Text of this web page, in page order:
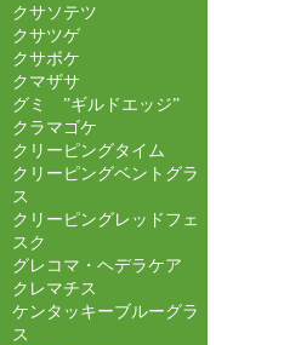
クサソテツ
クサツゲ
クサボケ
クマザサ
グミ ”ギルドエッジ”
クラマゴケ
クリーピングタイム
クリーピングベントグラ
ス
クリーピングレッドフェ
スク
グレコマ・ヘデラケア
クレマチス
ケンタッキーブルーグラ
ス